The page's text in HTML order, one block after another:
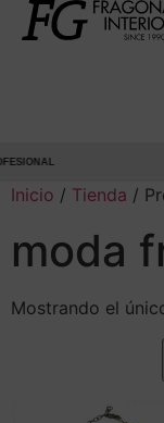
Inicio / Tienda /
moda
Mostrando el